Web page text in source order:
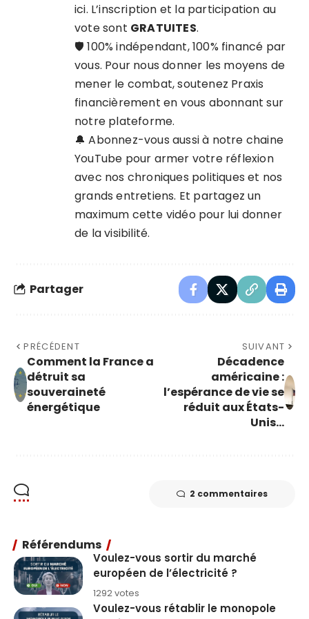
ici. L’inscription et la participation au
vote sont GRATUITES.
🛡️ 100% indépendant, 100% financé par
vous. Pour nous donner les moyens de
mener le combat, soutenez Praxis
financièrement en vous abonnant sur
notre plateforme.
🔔 Abonnez-vous aussi à notre chaine
YouTube pour armer votre réflexion
avec nos chroniques politiques et nos
grands entretiens. Et partagez un
maximum cette vidéo pour lui donner
de la visibilité.
Partager
PRÉCÉDENT
Comment la France a
détruit sa
souveraineté
énergétique
SUIVANT
Décadence
américaine :
l’espérance de vie se
réduit aux États-
Unis…
2 commentaires
Référendums
Voulez-vous sortir du marché
européen de l’électricité ?
1292 votes
Voulez-vous rétablir le monopole